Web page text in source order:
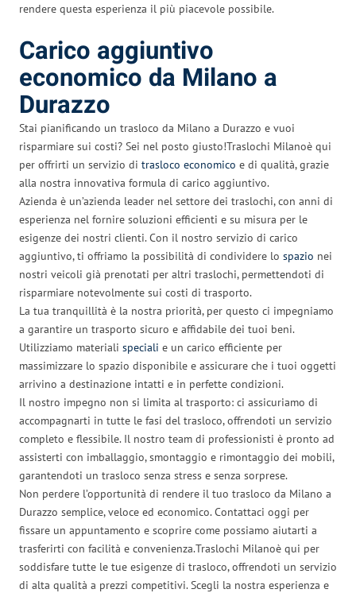
rendere questa esperienza il più piacevole possibile.
Carico aggiuntivo
economico da Milano a
Durazzo
Stai pianificando un trasloco da Milano a Durazzo e vuoi
risparmiare sui costi? Sei nel posto giusto!Traslochi Milanoè qui
per offrirti un servizio di trasloco economico e di qualità, grazie
alla nostra innovativa formula di carico aggiuntivo.
Azienda è un’azienda leader nel settore dei traslochi, con anni di
esperienza nel fornire soluzioni efficienti e su misura per le
esigenze dei nostri clienti. Con il nostro servizio di carico
aggiuntivo, ti offriamo la possibilità di condividere lo spazio nei
nostri veicoli già prenotati per altri traslochi, permettendoti di
risparmiare notevolmente sui costi di trasporto.
La tua tranquillità è la nostra priorità, per questo ci impegniamo
a garantire un trasporto sicuro e affidabile dei tuoi beni.
Utilizziamo materiali speciali e un carico efficiente per
massimizzare lo spazio disponibile e assicurare che i tuoi oggetti
arrivino a destinazione intatti e in perfette condizioni.
Il nostro impegno non si limita al trasporto: ci assicuriamo di
accompagnarti in tutte le fasi del trasloco, offrendoti un servizio
completo e flessibile. Il nostro team di professionisti è pronto ad
assisterti con imballaggio, smontaggio e rimontaggio dei mobili,
garantendoti un trasloco senza stress e senza sorprese.
Non perdere l’opportunità di rendere il tuo trasloco da Milano a
Durazzo semplice, veloce ed economico. Contattaci oggi per
fissare un appuntamento e scoprire come possiamo aiutarti a
trasferirti con facilità e convenienza.Traslochi Milanoè qui per
soddisfare tutte le tue esigenze di trasloco, offrendoti un servizio
di alta qualità a prezzi competitivi. Scegli la nostra esperienza e